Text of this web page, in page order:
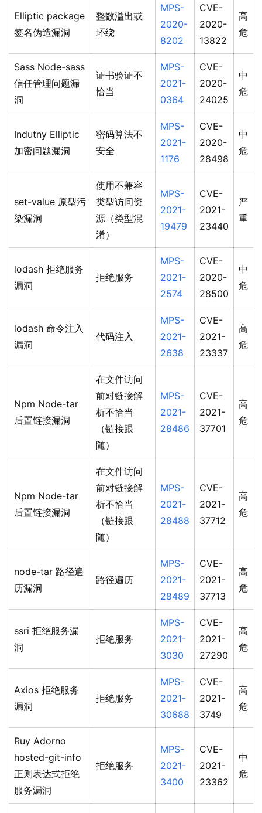
Elliptic package
签名伪造漏洞
整数溢出或
环绕
MPS-
2020-
8202
CVE-
2020-
13822
高
危
Sass Node-sass
信任管理问题漏
洞
证书验证不
恰当
MPS-
2021-
0364
CVE-
2020-
24025
中
危
Indutny Elliptic
加密问题漏洞
密码算法不
安全
MPS-
2021-
1176
CVE-
2020-
28498
中
危
set-value 原型污
染漏洞
使用不兼容
类型访问资
源（类型混
淆）
MPS-
2021-
19479
CVE-
2021-
23440
严
重
lodash 拒绝服务
漏洞
拒绝服务
MPS-
2021-
2574
CVE-
2020-
28500
中
危
lodash 命令注入
漏洞
代码注入
MPS-
2021-
2638
CVE-
2021-
23337
高
危
Npm Node-tar
后置链接漏洞
在文件访问
前对链接解
析不恰当
（链接跟
随）
MPS-
2021-
28486
CVE-
2021-
37701
高
危
Npm Node-tar
后置链接漏洞
在文件访问
前对链接解
析不恰当
（链接跟
随）
MPS-
2021-
28488
CVE-
2021-
37712
高
危
node-tar 路径遍
历漏洞
路径遍历
MPS-
2021-
28489
CVE-
2021-
37713
高
危
ssri 拒绝服务漏
洞
拒绝服务
MPS-
2021-
3030
CVE-
2021-
27290
高
危
Axios 拒绝服务
漏洞
拒绝服务
MPS-
2021-
30688
CVE-
2021-
3749
高
危
Ruy Adorno
hosted-git-info
正则表达式拒绝
服务漏洞
拒绝服务
MPS-
2021-
3400
CVE-
2021-
23362
中
危